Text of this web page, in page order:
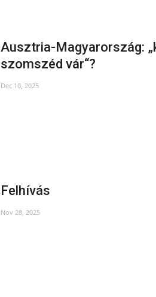
Ausztria-Magyarország:
szomszéd vár“?
Dec 10, 2025
Felhívás
Nov 28, 2025